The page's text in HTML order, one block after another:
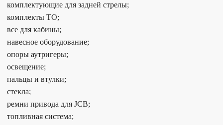
комплектующие для задней стрелы;
комплекты ТО;
все для кабины;
навесное оборудование;
опоры аутригеры;
освещение;
пальцы и втулки;
стекла;
ремни привода для JCB;
топливная система;